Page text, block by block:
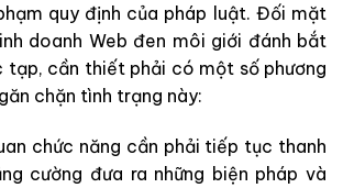
quy định của pháp luật. Đối mặt
doanh Web đen môi giới đánh bắt
tạp, cần thiết phải có một số phương
chặn tình trạng này:
chức năng cần phải tiếp tục thanh
cường đưa ra những biện pháp và